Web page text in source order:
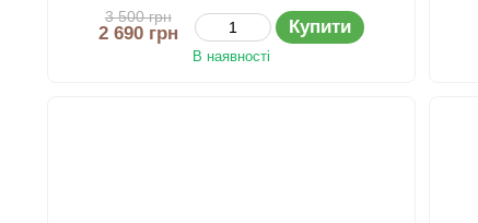
3 500 грн
2 690 грн Купити
В наявності